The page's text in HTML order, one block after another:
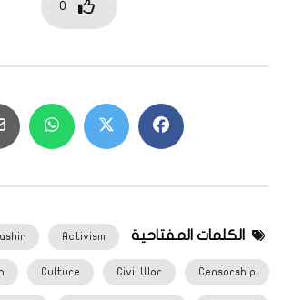
0
الكلمات المفتاحية Activism
Censorship
Civil War
Culture